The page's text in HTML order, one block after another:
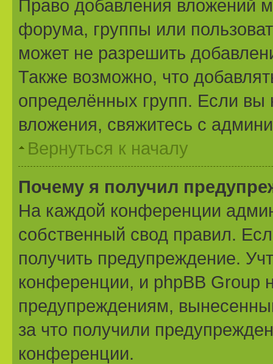
Право добавления вложений
форума, группы или
может не разрешить
Также возможно, что
определённых групп. Если вы
вложения, свяжитесь с
Вернуться к началу
Почему я получил
На каждой конференции
собственный свод правил.
получить предупреждение.
конференции, и phpBB Group
предупреждениям,
за что получили
конференции.